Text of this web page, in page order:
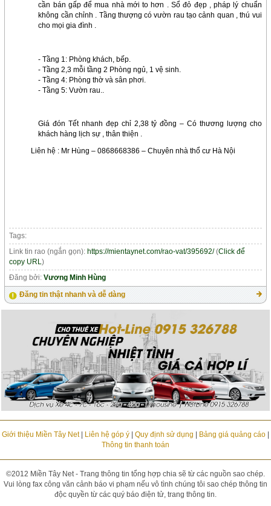
cần bán gấp để mua nhà mới to hơn . Sổ đỏ đẹp , pháp lý chuẩn
không cần chỉnh . Tầng thượng có vườn rau tạo cảnh quan , thú vui
cho mọi gia đình .
- Tầng 1: Phòng khách, bếp.
- Tầng 2,3 mỗi tầng 2 Phòng ngủ, 1 vệ sinh.
- Tầng 4: Phòng thờ và sân phơi.
- Tầng 5: Vườn rau.
Giá đón Tết nhanh đẹp chỉ 2,38 tỷ đồng – Có thương lượng cho
khách hàng lịch sự , thân thiện .
Liên hệ : Mr Hùng – 0868668386 – Chuyên nhà thổ cư Hà Nội
Tags:
Link tin rao (ngắn gọn):https://mientaynet.com/rao-vat/395692/(Click để
copy URL)
Đăng bởi:Vương Minh Hùng
Đăng tin thật nhanh và dễ dàng
Giới thiệu Miền Tây Net| Liên hệ góp ý| Quy định sử dụng | Bảng giá quảng cáo|
Thông tin thanh toán
©2012 Miền Tây Net - Trang thông tin tổng hợp chia sẽ từ các nguồn sao chép.
Vui lòng fax công văn cảnh báo vi phạm nếu vô tình chúng tôi sao chép thông tin
độc quyền từ các quý báo điện tử, trang thông tin.